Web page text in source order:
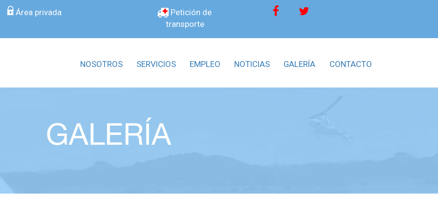
Área privada
Petición de
transporte
NOSOTROS SERVICIOS EMPLEO NOTICIAS GALERÍA CONTACTO